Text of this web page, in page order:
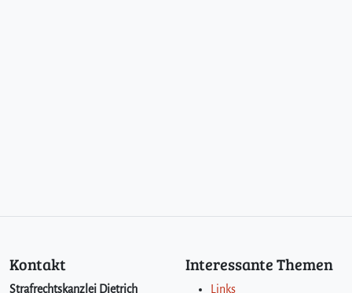
Kontakt
Strafrechtskanzlei Dietrich
Interessante Themen
Links